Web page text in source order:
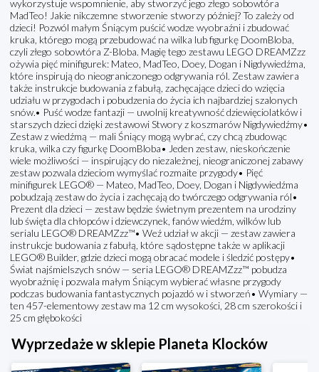
wykorzystuje wspomnienie, aby stworzyć jego złego sobowtóra
MadTeo! Jakie nikczemne stworzenie stworzy później? To zależy od
dzieci! Pozwól małym Śniącym puścić wodze wyobraźni i zbudować
kruka, którego mogą przebudować na wilka lub figurkę DoomBloba,
czyli złego sobowtóra Z-Bloba. Magię tego zestawu LEGO DREAMZzz
ożywia pięć minifigurek: Mateo, MadTeo, Doey, Dogan i Nigdywiedźma,
które inspirują do nieograniczonego odgrywania ról. Zestaw zawiera
także instrukcje budowania z fabułą, zachęcające dzieci do wzięcia
udziału w przygodach i pobudzenia do życia ich najbardziej szalonych
snów.• Puść wodze fantazji — uwolnij kreatywność dziewięciolatków i
starszych dzieci dzięki zestawowi Stwory z koszmarów Nigdywiedźmy•
Zestaw z wiedźmą — mali Śniący mogą wybrać, czy chcą zbudowąc
kruka, wilka czy figurkę DoomBloba• Jeden zestaw, nieskończenie
wiele możliwości — inspirujący do niezależnej, nieograniczonej zabawy
zestaw pozwala dzieciom wymyślać rozmaite przygody• Pięć
minifigurek LEGO® — Mateo, MadTeo, Doey, Dogan i Nigdywiedźma
pobudzają zestaw do życia i zachęcają do twórczego odgrywania ról•
Prezent dla dzieci — zestaw będzie świetnym prezentem na urodziny
lub święta dla chłopców i dziewczynek, fanów wiedźm, wilków lub
serialu LEGO® DREAMZzz™• Weź udział w akcji — zestaw zawiera
instrukcje budowania z fabułą, które sądostępne także w aplikacji
LEGO® Builder, gdzie dzieci mogą obracać modele i śledzić postępy•
Świat najśmielszych snów — seria LEGO® DREAMZzz™ pobudza
wyobraźnię i pozwala małym Śniącym wybierać własne przygody
podczas budowania fantastycznych pojazdó w i stworzeń• Wymiary —
ten 457-elementowy zestaw ma 12 cm wysokości, 28 cm szerokości i
25 cm głębokości
Wyprzedaże w sklepie Planeta Klocków